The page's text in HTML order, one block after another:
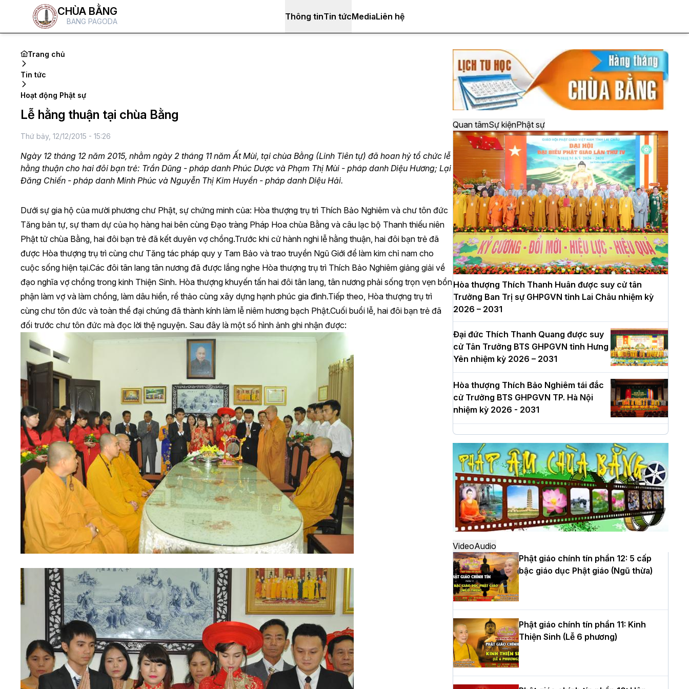
CHÙA BẰNG
BANG PAGODA Thông tinTin tứcMediaLiên hệ
Trang chủ
Tin tức
Hoạt động Phật sự
Lễ hằng thuận tại chùa Bằng
Thứ bảy, 12/12/2015 - 15:26
Ngày 12 tháng 12 năm 2015, nhằm ngày 2 tháng 11 năm Ất Mùi, tại chùa Bằng (Linh Tiên tự) đã hoan hỷ tổ chức lễ
hằng thuận cho hai đôi bạn trẻ: Trần Dũng - pháp danh Phúc Dược và Phạm Thị Mùi - pháp danh Diệu Hương; Lại
Đăng Chiến - pháp danh Minh Phúc và Nguyễn Thị Kim Huyền - pháp danh Diệu Hải.
Dưới sự gia hộ của mười phương chư Phật, sự chứng minh của: Hòa thượng trụ trì Thích Bảo Nghiêm và chư tôn đức
Tăng bản tự, sự tham dự của họ hàng hai bên cùng Đạo tràng Pháp Hoa chùa Bằng và câu lạc bộ Thanh thiếu niên
Phật tử chùa Bằng, hai đôi bạn trẻ đã kết duyên vợ chồng.Trước khi cử hành nghi lễ hằng thuận, hai đôi bạn trẻ đã
được Hòa thượng trụ trì cùng chư Tăng tác pháp quy y Tam Bảo và trao truyền Ngũ Giới để làm kim chỉ nam cho
cuộc sống hiện tại.Các đôi tân lang tân nương đã được lắng nghe Hòa thượng trụ trì Thích Bảo Nghiêm giảng giải về
đạo nghĩa vợ chồng trong kinh Thiện Sinh. Hòa thượng khuyến tấn hai đôi tân lang, tân nương phải sống trọn vẹn bổn
phận làm vợ và làm chồng, làm dâu hiền, rể thảo cùng xây dựng hạnh phúc gia đình.Tiếp theo, Hòa thượng trụ trì
cùng chư tôn đức và toàn thể đại chúng đã thành kính làm lễ niêm hương bạch Phật.Cuối buổi lễ, hai đôi bạn trẻ đã
đối trước chư tôn đức mà đọc lời thệ nguyện. Sau đây là một số hình ảnh ghi nhận được:
Quan tâmSự kiệnPhật sự
Hòa thượng Thích Thanh Huân được suy cử tân
Trưởng Ban Trị sự GHPGVN tỉnh Lai Châu nhiệm kỳ
2026 – 2031
Đại đức Thích Thanh Quang được suy
cử Tân Trưởng BTS GHPGVN tỉnh Hưng
Yên nhiệm kỳ 2026 – 2031
Hòa thượng Thích Bảo Nghiêm tái đắc
cử Trưởng BTS GHPGVN TP. Hà Nội
nhiệm kỳ 2026 - 2031
Hà Nội: Long trọng lễ khởi công xây
dựng Trung tâm văn hóa Phật giáo Thủ
đô
Hà Nội: Ngày tu học cuối cùng khép lại
khóa sinh hoạt Phật pháp mùa hè lần
thứ XIV tại chùa Bằng
Học yêu thương trong ngày tu tập thứ
tư của Khóa sinh hoạt Phật pháp mùa
hè tại chùa Bằng
HT.Thích Thọ Lạc được suy cử làm tân
Trưởng BTS GHPGVN tỉnh Nghệ An
VideoAudio
Phật giáo chính tín phần 12: 5 cấp
bậc giáo dục Phật giáo (Ngũ thừa)
Phật giáo chính tín phần 11: Kinh
Thiện Sinh (Lễ 6 phương)